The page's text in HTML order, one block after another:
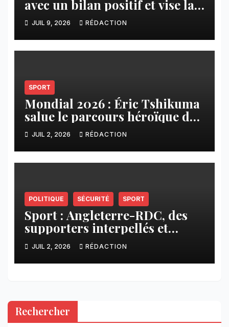
avec un bilan positif et vise la
ligue 1 pour la saison 2026-
2027
JUIL 9, 2026 RÉDACTION
SPORT
Mondial 2026 : Éric Tshikuma
salue le parcours héroïque des
Léopards
JUIL 2, 2026 RÉDACTION
POLITIQUE SÉCURITÉ SPORT
Sport : Angleterre-RDC, des
supporters interpellés et
d’autres conduits vers des
lieux inconnus à Goma
JUIL 2, 2026 RÉDACTION
Rechercher